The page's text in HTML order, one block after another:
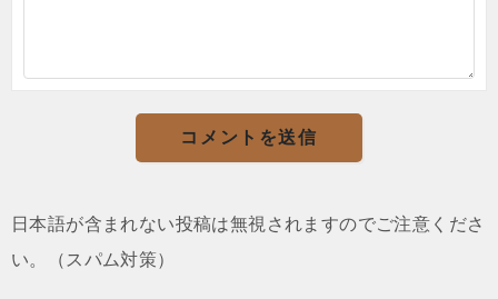
日本語が含まれない投稿は無視されますのでご注意くださ
い。（スパム対策）